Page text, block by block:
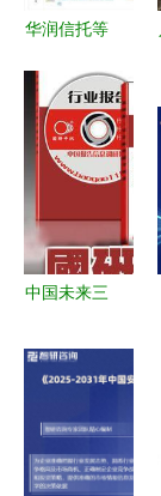
华润信托等
伙企业，注
册资本9亿
布局投资信
中国未来三
行业调研与
询报告背景
分析